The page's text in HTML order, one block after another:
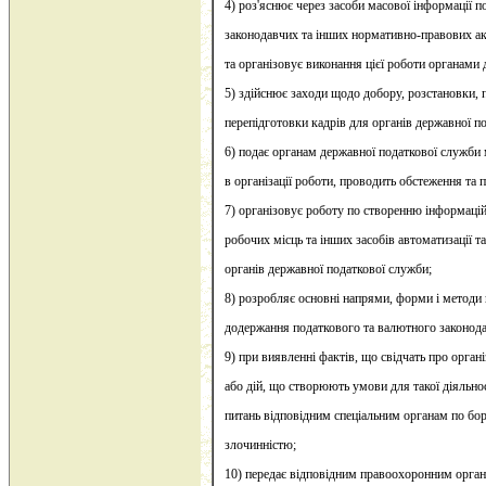
4) роз'яснює через засоби масової інформації
законодавчих та інших нормативно-правових
та організовує виконання цієї роботи
5) здійснює заходи щодо добору, розстановки,
перепідготовки кадрів для органів державної
6) подає органам державної податкової
в організації роботи, проводить обстеження та
7) організовує роботу по створенню
робочих місць та інших засобів автоматизації
органів державної податкової служби;
8) розробляє основні напрями, форми і методи
додержання податкового та валютного
9) при виявленні фактів, що свідчать про
або дій, що створюють умови для такої
питань відповідним спеціальним органам по
злочинністю;
10) передає відповідним правоохоронним